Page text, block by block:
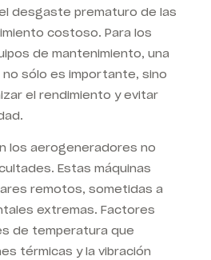
desgaste prematuro de las
costoso. Para los
de mantenimiento, una
sólo es importante, sino
el rendimiento y evitar
los aerogeneradores no
Estas máquinas
remotos, sometidas a
extremas. Factores
de temperatura que
térmicas y la vibración